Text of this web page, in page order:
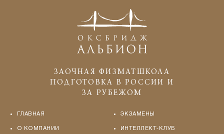
ЗАОЧНАЯ ФИЗМАТШКОЛА
ПОДГОТОВКА В РОССИИ И
ЗА РУБЕЖОМ
ГЛАВНАЯ
О КОМПАНИИ
ЭКЗАМЕНЫ
ИНТЕЛЛЕКТ-КЛУБ